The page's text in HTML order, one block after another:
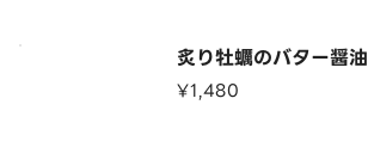
炙り牡蠣のバター醤油
¥1,480